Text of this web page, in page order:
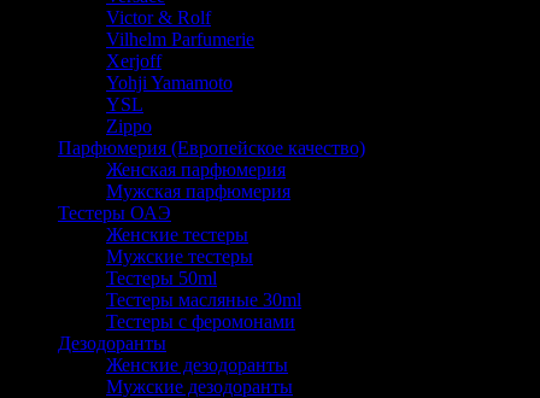
Victor & Rolf
Vilhelm Parfumerie
Xerjoff
Yohji Yamamoto
YSL
Zippo
Парфюмерия (Европейское качество)
Женская парфюмерия
Мужская парфюмерия
Тестеры ОАЭ
Женские тестеры
Мужские тестеры
Тестеры 50ml
Тестеры масляные 30ml
Тестеры с феромонами
Дезодоранты
Женские дезодоранты
Мужские дезодоранты